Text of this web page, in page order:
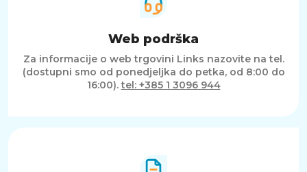
Web podrška
Za informacije o web trgovini Links nazovite na tel.
(dostupni smo od ponedjeljka do petka, od 8:00 do
16:00).tel: +385 1 3096 944